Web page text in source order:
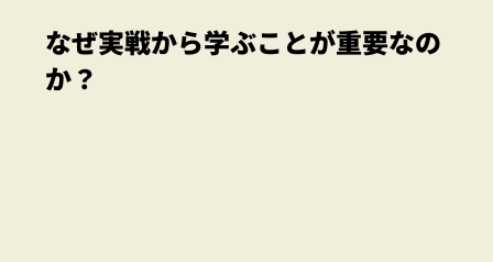
なぜ実戦から学ぶことが重要なの
か？